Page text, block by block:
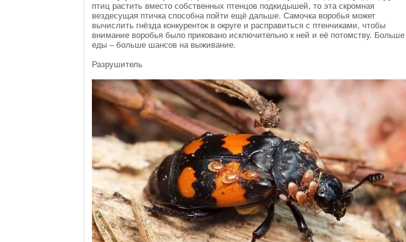
птиц растить вместо собственных птенцов подкидышей, то эта скромная
вездесущая птичка способна пойти ещё дальше. Самочка воробья может
вычислить гнёзда конкуренток в округе и расправиться с птенчиками, чтобы
внимание воробья было приковано исключительно к ней и её потомству. Больше
еды – больше шансов на выживание.
Разрушитель